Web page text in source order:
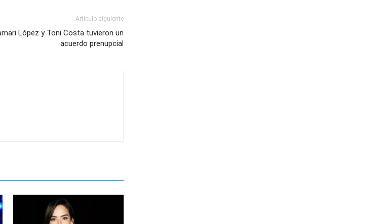
Artículo siguiente
López y Toni Costa tuvieron un
acuerdo prenupcial